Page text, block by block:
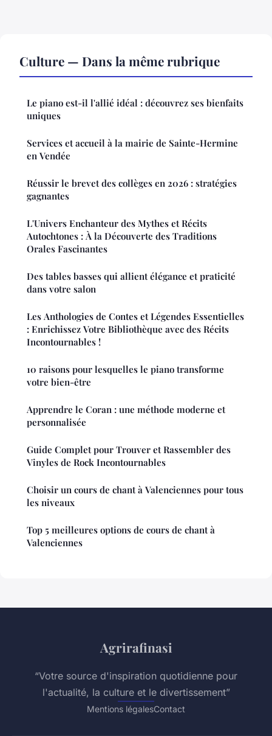
Culture — Dans la même rubrique
Le piano est-il l'allié idéal : découvrez ses bienfaits
uniques
Services et accueil à la mairie de Sainte-Hermine
en Vendée
Réussir le brevet des collèges en 2026 : stratégies
gagnantes
L'Univers Enchanteur des Mythes et Récits
Autochtones : À la Découverte des Traditions
Orales Fascinantes
Des tables basses qui allient élégance et praticité
dans votre salon
Les Anthologies de Contes et Légendes Essentielles
: Enrichissez Votre Bibliothèque avec des Récits
Incontournables !
10 raisons pour lesquelles le piano transforme
votre bien-être
Apprendre le Coran : une méthode moderne et
personnalisée
Guide Complet pour Trouver et Rassembler des
Vinyles de Rock Incontournables
Choisir un cours de chant à Valenciennes pour tous
les niveaux
Top 5 meilleures options de cours de chant à
Valenciennes
Agrirafinasi
“Votre source d'inspiration quotidienne pour
l'actualité, la culture et le divertissement”
Mentions légalesContact